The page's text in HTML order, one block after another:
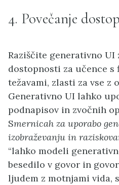
4. Povečanje
Raziščite generativno UI
dostopnosti za učence
težavami, zlasti za vse z
Generativno UI lahko
podnapisov in zvočnih
Smernicah za uporabo
izobraževanju in
“lahko modeli
besedilo v govor in
ljudem z motnjami vida,